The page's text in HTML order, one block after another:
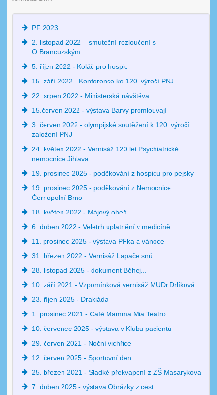
PF 2023
2. listopad 2022 – smuteční rozloučení s
O.Brancuzským
5. říjen 2022 - Koláč pro hospic
15. září 2022 - Konference ke 120. výročí PNJ
22. srpen 2022 - Ministerská návštěva
15.červen 2022 - výstava Barvy promlouvají
3. červen 2022 - olympijské soutěžení k 120. výročí
založení PNJ
24. květen 2022 - Vernisáž 120 let Psychiatrické
nemocnice Jihlava
19. prosinec 2025 - poděkování z hospicu pro pejsky
19. prosinec 2025 - poděkování z Nemocnice
Černopolní Brno
18. květen 2022 - Májový oheň
6. duben 2022 - Veletrh uplatnění v medicíně
11. prosinec 2025 - výstava PFka a vánoce
31. březen 2022 - Vernisáž Lapače snů
28. listopad 2025 - dokument Běhej...
10. září 2021 - Vzpomínková vernisáž MUDr.Drlíková
23. říjen 2025 - Drakiáda
1. prosinec 2021 - Café Mamma Mia Teatro
10. červenec 2025 - výstava v Klubu pacientů
29. červen 2021 - Noční vichřice
12. červen 2025 - Sportovní den
25. březen 2021 - Sladké překvapení z ZŠ Masarykova
7. duben 2025 - výstava Obrázky z cest